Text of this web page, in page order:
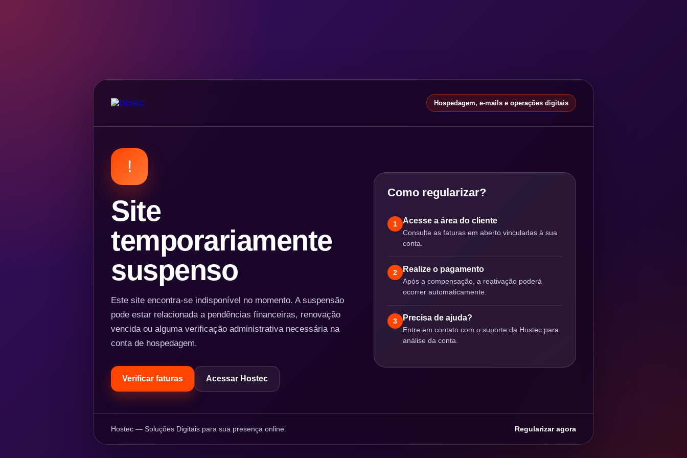
Hospedagem, e-mails e operações digitais
!
Site
temporariamente
suspenso
Este site encontra-se indisponível no momento. A suspensão
pode estar relacionada a pendências financeiras, renovação
vencida ou alguma verificação administrativa necessária na
conta de hospedagem.
Verificar faturas Acessar Hostec
Como regularizar?
1 Acesse a área do cliente
Consulte as faturas em aberto vinculadas à sua
conta.
2 Realize o pagamento
Após a compensação, a reativação poderá
ocorrer automaticamente.
3 Precisa de ajuda?
Entre em contato com o suporte da Hostec para
análise da conta.
Hostec — Soluções Digitais para sua presença online. Regularizar agora